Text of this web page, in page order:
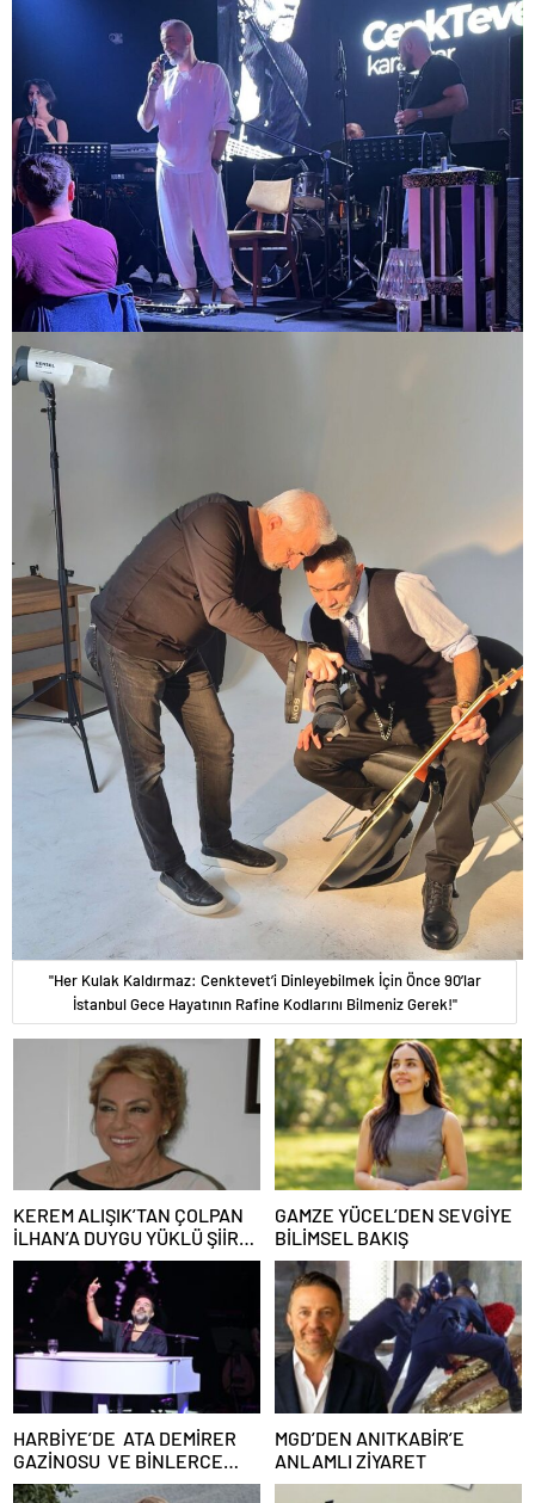
"Her Kulak Kaldırmaz: Cenktevet’i Dinleyebilmek İçin Önce 90’lar
İstanbul Gece Hayatının Rafine Kodlarını Bilmeniz Gerek!"
KEREM ALIŞIK’TAN ÇOLPAN
İLHAN’A DUYGU YÜKLÜ ŞİİR:
“Bir Attila İlhan şiirinden
çıkmıştı sanki”
GAMZE YÜCEL’DEN SEVGİYE
BİLİMSEL BAKIŞ
HARBİYE’DE ATA DEMİRER
GAZİNOSU VE BİNLERCE
KAHKAHA
MGD’DEN ANITKABİR’E
ANLAMLI ZİYARET